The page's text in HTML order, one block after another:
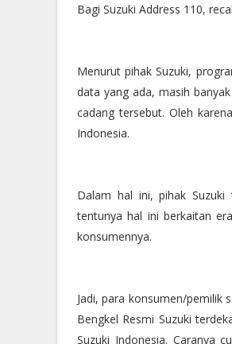
Bagi Suzuki Address 110,
Menurut pihak Suzuki,
data yang ada, masih
cadang tersebut. Oleh
Indonesia.
Dalam hal ini, pihak
tentunya hal ini berkaitan
konsumennya.
Jadi, para konsumen/pemilik
Bengkel Resmi Suzuki
Suzuki Indonesia. Caranya